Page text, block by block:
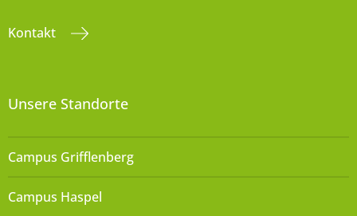
Kontakt
Unsere Standorte
Campus Grifflenberg
Campus Haspel